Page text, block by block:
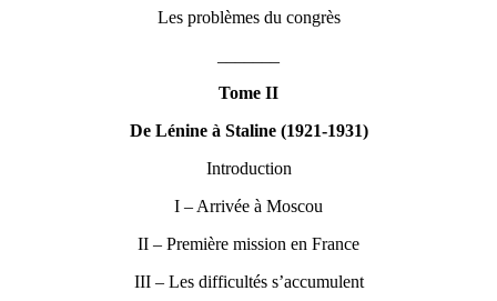
Les problèmes du congrès
Tome II
De Lénine à Staline (1921-1931)
Introduction
I – Arrivée à Moscou
II – Première mission en France
III – Les difficultés s’accumulent